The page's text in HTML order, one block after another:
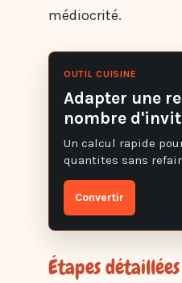
médiocrité.
OUTIL CUISINE
Adapter une
nombre
Un calcul rapide
quantites sans
Convertir
Étapes